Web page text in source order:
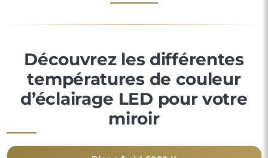
Découvrez les différentes
températures de couleur
d’éclairage LED pour votre
miroir